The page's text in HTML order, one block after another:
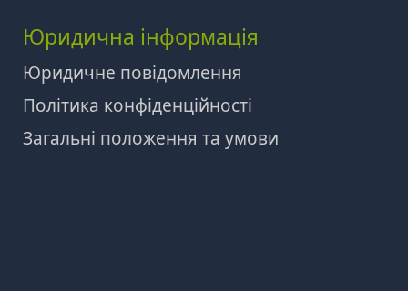
Юридична інформація
Юридичне повідомлення
Політика конфіденційності
Загальні положення та умови